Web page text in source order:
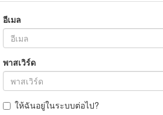
อีเมล
พาสเวิร์ด
ให้ฉันอยู่ในระบบต่อไป?